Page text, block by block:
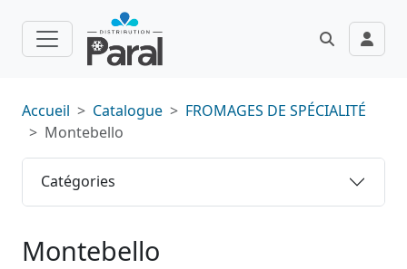
Catégories
Accueil Catalogue
FROMAGES DE SPÉCIALITÉ
Montebello
Montebello